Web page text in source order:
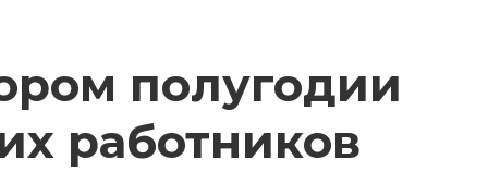
полугодии
работников